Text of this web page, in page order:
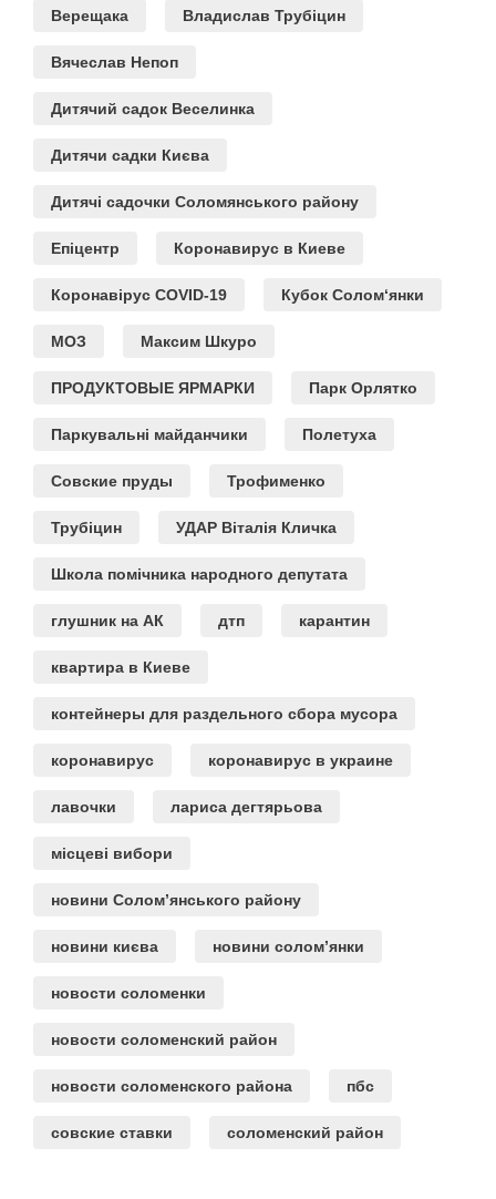
Верещака Владислав Трубіцин
Вячеслав Непоп
Дитячий садок Веселинка
Дитячи садки Києва
Дитячі садочки Соломянського району
Епіцентр Коронавирус в Киеве
Коронавірус COVID-19 Кубок Солом‘янки
МОЗ Максим Шкуро
ПРОДУКТОВЫЕ ЯРМАРКИ Парк Орлятко
Паркувальні майданчики Полетуха
Совские пруды Трофименко
Трубіцин УДАР Віталія Кличка
Школа помічника народного депутата
глушник на АК дтп карантин
квартира в Киеве
контейнеры для раздельного сбора мусора
коронавирус коронавирус в украине
лавочки лариса дегтярьова
місцеві вибори
новини Солом’янського району
новини києва новини солом’янки
новости соломенки
новости соломенский район
новости соломенского района пбс
совские ставки соломенский район